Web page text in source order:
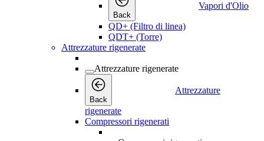
Back
Vapori d'Olio
QD+ (Filtro di linea)
QDT+ (Torre)
Attrezzature rigenerate
Attrezzature rigenerate
Back
Attrezzature
rigenerate
Compressori rigenerati